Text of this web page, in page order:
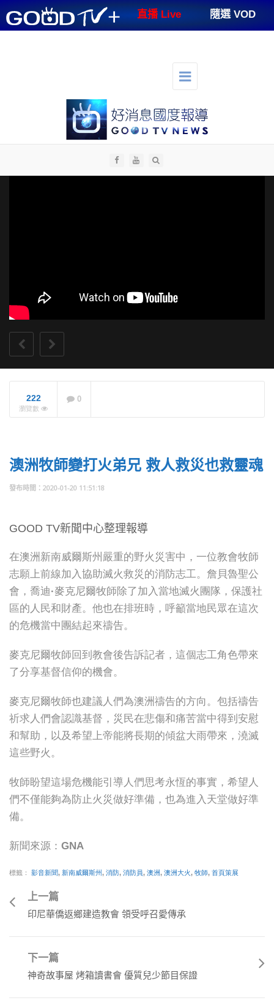
GOODTV+ 直播 Live 隨選 VOD
切
換
選
單
導
222
瀏覽數
0
澳洲牧師變打火弟兄 救人救災也救靈魂
2020-01-20 11:51:18
GOOD TV新聞中心整理報導
在澳洲新南威爾斯州嚴重的野火災害中，一位教會牧師
志願上前線加入協助滅火救災的消防志工。詹貝魯聖公
會，喬迪·麥克尼爾牧師除了加入當地滅火團隊，保護社
區的人民和財產。他也在排班時，呼籲當地民眾在這次
的危機當中團結起來禱告。
麥克尼爾牧師回到教會後告訴記者，這個志工角色帶來
了分享基督信仰的機會。
麥克尼爾牧師也建議人們為澳洲禱告的方向。包括禱告
祈求人們會認識基督，災民在悲傷和痛苦當中得到安慰
和幫助，以及希望上帝能將長期的傾盆大雨帶來，澆滅
這些野火。
牧師盼望這場危機能引導人們思考永恆的事實，希望人
們不僅能夠為防止火災做好準備，也為進入天堂做好準
備。
新聞來源：GNA
標籤： 影音新聞, 新南威爾斯州, 消防, 消防員, 澳洲, 澳洲大火, 牧師, 首頁策展
上一篇
印尼華僑返鄉建造教會 領受呼召愛傳承
下一篇
神奇故事屋 烤箱讀書會 優質兒少節目保證